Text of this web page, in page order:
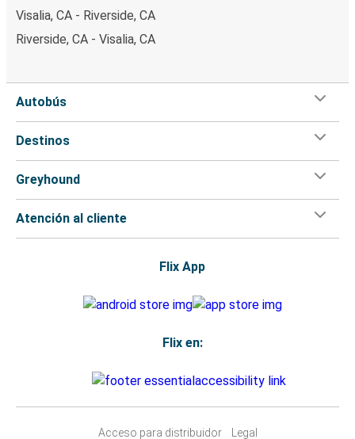
Visalia, CA - Riverside, CA
Riverside, CA - Visalia, CA
Autobús
Destinos
Greyhound
Atención al cliente
Flix App
Flix en:
Acceso para distribuidor Legal